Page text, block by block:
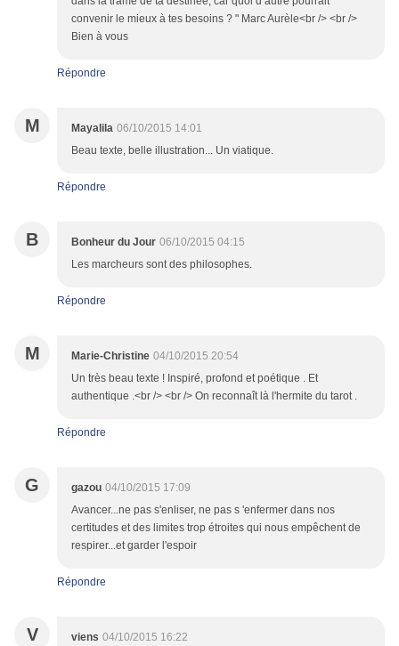
convenir le mieux à tes besoins ? " Marc Aurèle<br /> <br />
Bien à vous
Répondre
M Mayalila 06/10/2015 14:01
Beau texte, belle illustration... Un viatique.
Répondre
B Bonheur du Jour 06/10/2015 04:15
Les marcheurs sont des philosophes.
Répondre
M Marie-Christine 04/10/2015 20:54
Un très beau texte ! Inspiré, profond et poétique . Et
authentique .<br /> <br /> On reconnaît là l'hermite du tarot .
Répondre
G gazou 04/10/2015 17:09
Avancer...ne pas s'enliser, ne pas s 'enfermer dans nos
certitudes et des limites trop étroites qui nous empêchent de
respirer...et garder l'espoir
Répondre
V viens 04/10/2015 16:22